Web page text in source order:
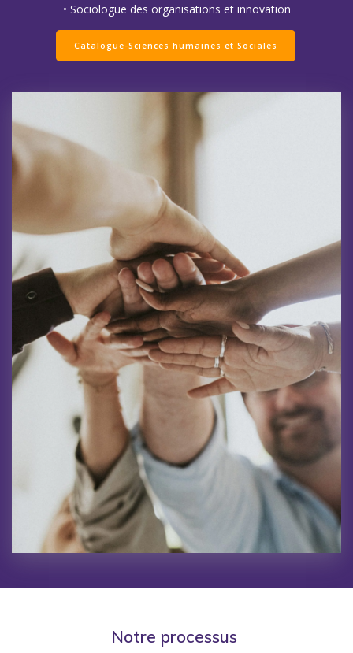
• Sociologue des organisations et innovation
Catalogue-Sciences humaines et Sociales
Notre processus